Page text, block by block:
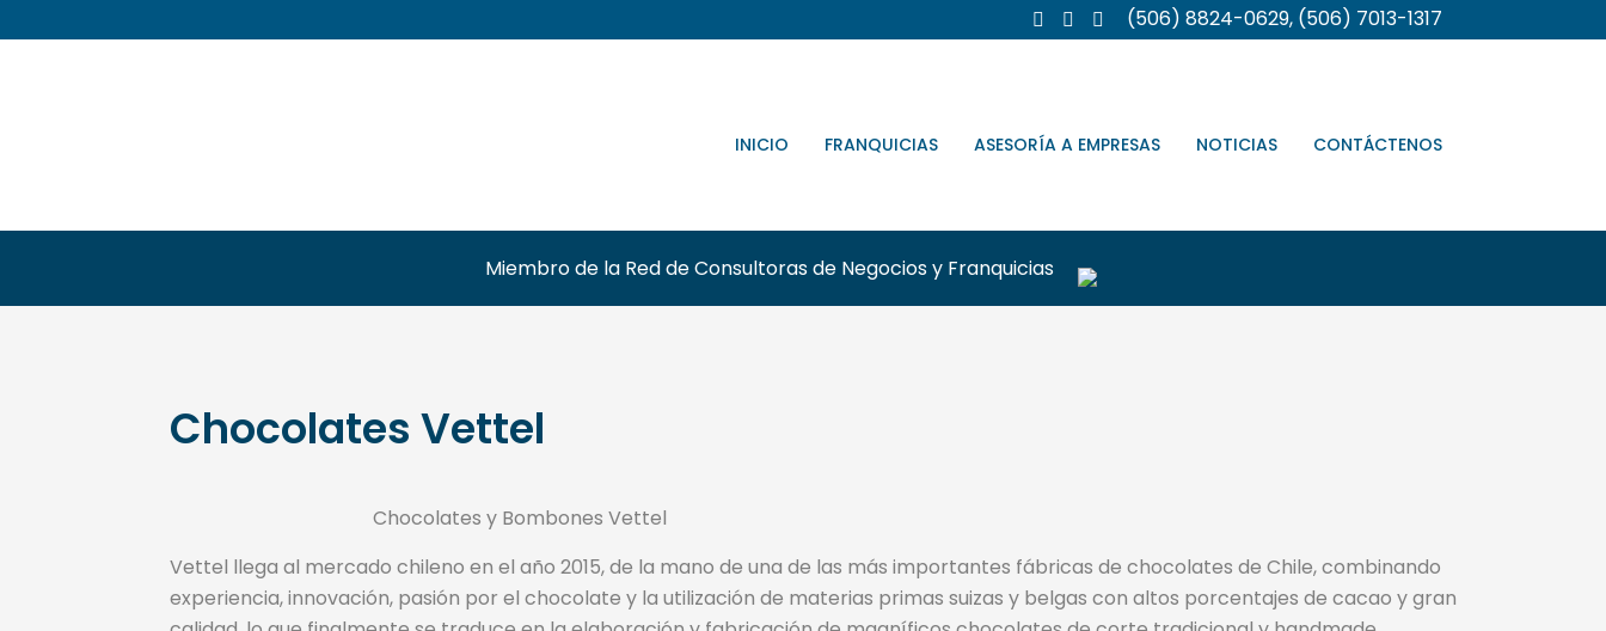
(506) 8824-0629, (506) 7013-1317
INICIO FRANQUICIAS ASESORÍA A EMPRESAS NOTICIAS CONTÁCTENOS
Miembro de la Red de Consultoras de Negocios y Franquicias
Chocolates Vettel
Chocolates y Bombones Vettel
Vettel llega al mercado chileno en el año 2015, de la mano de una de las más importantes fábricas de chocolates de Chile, combinando
experiencia, innovación, pasión por el chocolate y la utilización de materias primas suizas y belgas con altos porcentajes de cacao y gran